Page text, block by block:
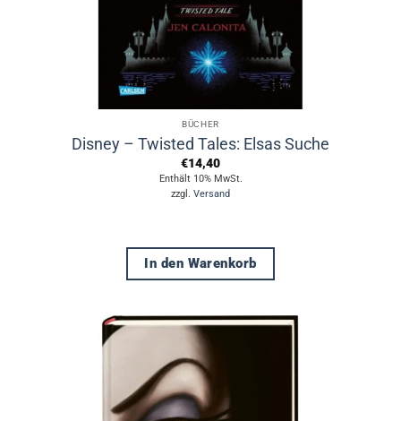
BÜCHER
Disney – Twisted Tales: Elsas Suche
€14,40
Enthält 10% MwSt.
zzgl. Versand
In den Warenkorb